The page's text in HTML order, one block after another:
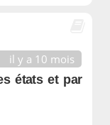
il y a 10 mois
états et par